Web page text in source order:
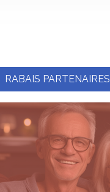
RABAIS PARTENAIRES